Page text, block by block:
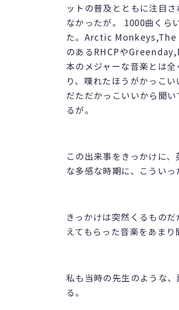
ットの普及とともに注目
なかったが。 1000曲くら
た。Arctic
のあるRHCPや
本のメジャーな音楽とは
り、喋れたほうがかっこ
だただかっこいいから聞
るが。
この出来事をきっかけに
な多感な時期に、こうい
きっかけは突然くるもの
えてもらった音楽をあま
私も当時の先生のような
る。